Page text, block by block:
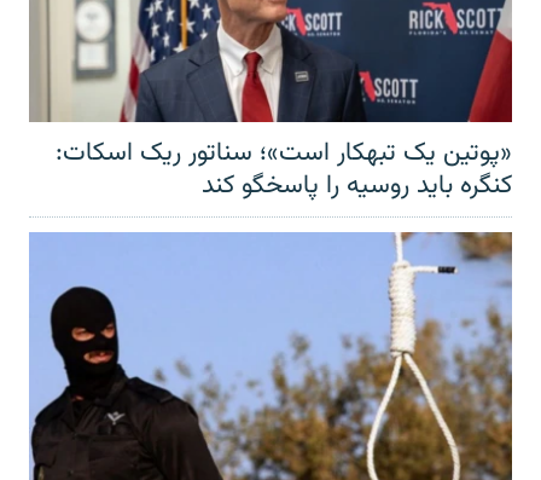
«پوتین یک تبهکار است»؛ سناتور ریک اسکات:
کنگره باید روسیه را پاسخگو کند